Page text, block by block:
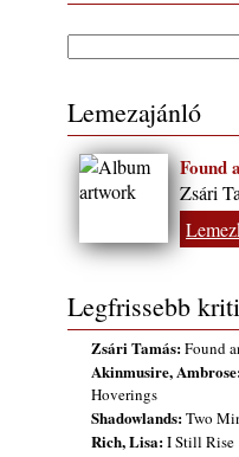
Lemezajánló
Found
Zsári
Legfrissebb
Zsári Tamás:Found
Akinmusire,
Hoverings
Shadowlands:Two
Rich, Lisa:I Still Rise